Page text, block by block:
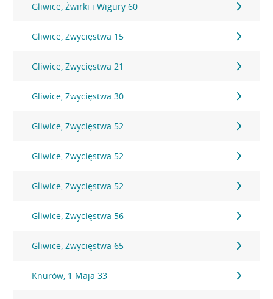
Gliwice, Żwirki i Wigury 60
Gliwice, Zwycięstwa 15
Gliwice, Zwycięstwa 21
Gliwice, Zwycięstwa 30
Gliwice, Zwycięstwa 52
Gliwice, Zwycięstwa 52
Gliwice, Zwycięstwa 52
Gliwice, Zwycięstwa 56
Gliwice, Zwycięstwa 65
Knurów, 1 Maja 33